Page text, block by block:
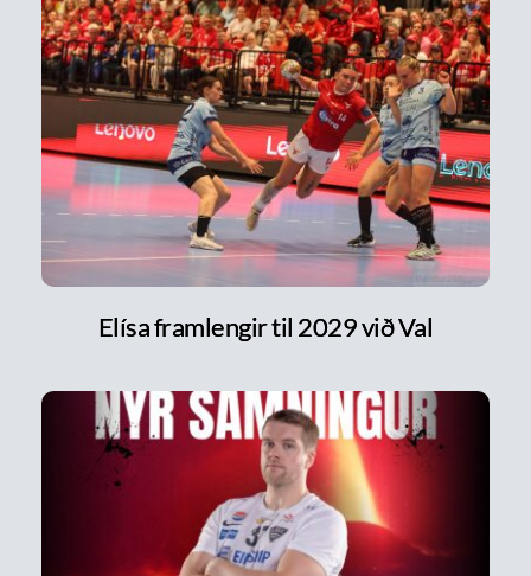
Elísa framlengir til 2029 við Val